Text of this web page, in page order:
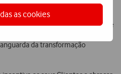
as cookies
um amplo processo de
de content marketing mostra que
reinventar a sua forma de
da transformação